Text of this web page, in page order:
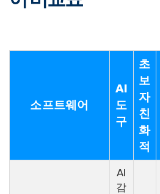
소프트웨어
AI
도
구
초
보
자
친
화
적
AI
감